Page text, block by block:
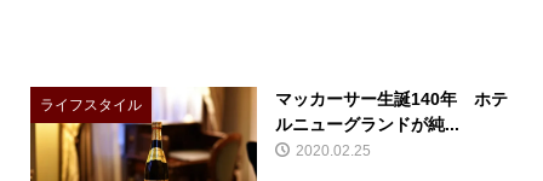
ライフスタイル
マッカーサー生誕140年 ホテ
ルニューグランドが純...
2020.02.25